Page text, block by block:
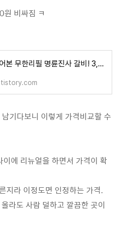
비싸짐 ㅋ
드디어 먹어본 무한리필 명륜진사 갈비! 3,000원 할인 쿠폰~
기다보니 이렇게 가격비교할 수
에 리뉴얼을 하면서 가격이 확
지라 이정도면 인정하는 가격.
라도 사람 덜하고 깔끔한 곳이